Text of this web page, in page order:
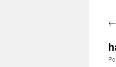
←